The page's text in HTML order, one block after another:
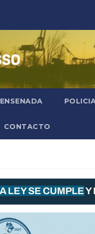
ENSENADA
CONTACTO